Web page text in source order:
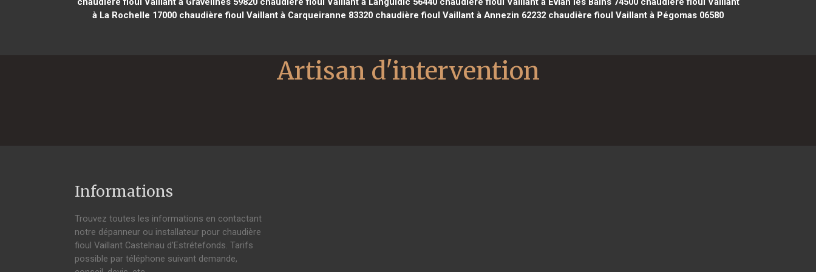
à La Rochelle 17000 chaudière fioul Vaillant à Carqueiranne 83320 chaudière fioul Vaillant à Annezin 62232 chaudière fioul Vaillant à Pégomas 06580
Informations
Trouvez toutes les informations en contactant
notre dépanneur ou installateur pour chaudière
fioul Vaillant Castelnau d'Estrétefonds. Tarifs
possible par téléphone suivant demande,
Artisan d'intervention